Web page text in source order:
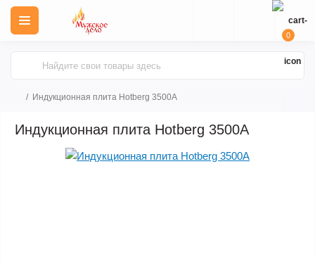
0
Индукционная плита Hotberg 3500A
Индукционная плита Hotberg 3500A